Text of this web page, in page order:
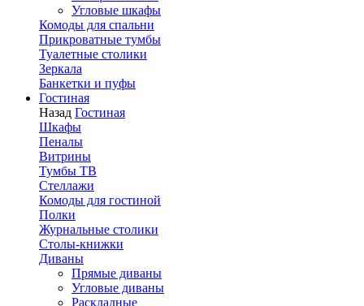
Угловые шкафы
Комоды для спальни
Прикроватные тумбы
Туалетные столики
Зеркала
Банкетки и пуфы
Гостиная
Назад Гостиная
Шкафы
Пеналы
Витрины
Тумбы ТВ
Стеллажи
Комоды для гостиной
Полки
Журнальные столики
Столы-книжки
Диваны
Прямые диваны
Угловые диваны
Раскладные